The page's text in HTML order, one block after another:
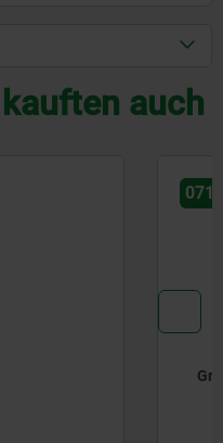
auch
mit Senkbohrung